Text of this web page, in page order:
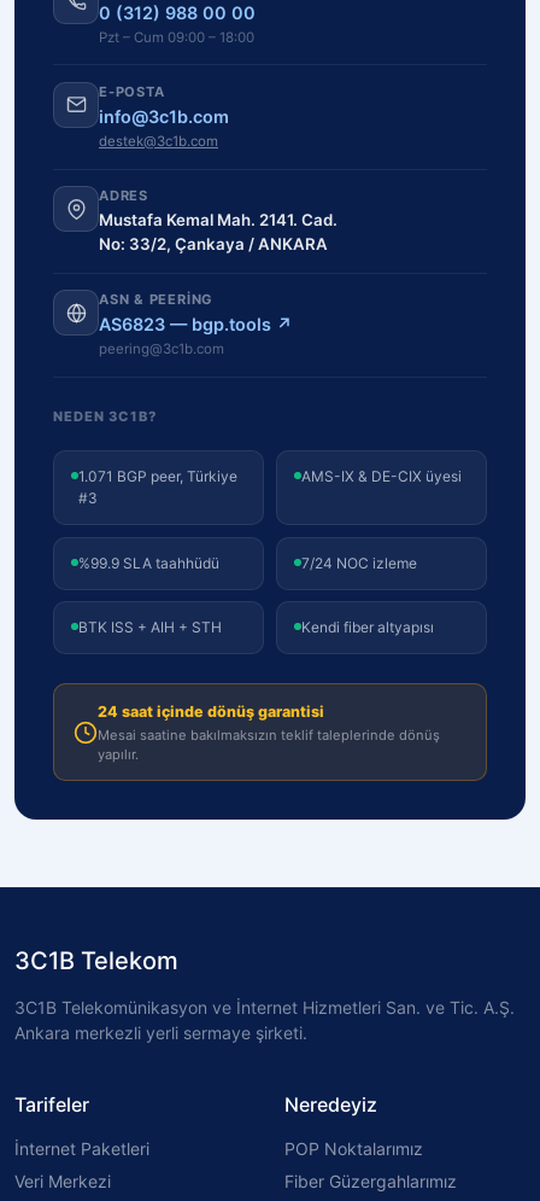
0 (312) 988 00 00
Pzt – Cum 09:00 – 18:00
E-POSTA
info@3c1b.com
destek@3c1b.com
ADRES
Mustafa Kemal Mah. 2141. Cad.
No: 33/2, Çankaya / ANKARA
ASN & PEERING
AS6823 — bgp.tools ↗
peering@3c1b.com
NEDEN 3C1B?
1.071 BGP peer, Türkiye
#3
AMS-IX & DE-CIX üyesi
%99.9 SLA taahhüdü 7/24 NOC izleme
BTK ISS + AIH + STH Kendi fiber altyapısı
24 saat içinde dönüş garantisi
Mesai saatine bakılmaksızın teklif taleplerinde dönüş
yapılır.
3C1B Telekom
3C1B Telekomünikasyon ve İnternet Hizmetleri San. ve Tic. A.Ş.
Ankara merkezli yerli sermaye şirketi.
Tarifeler
İnternet Paketleri
Veri Merkezi
Neredeyiz
POP Noktalarımız
Fiber Güzergahlarımız